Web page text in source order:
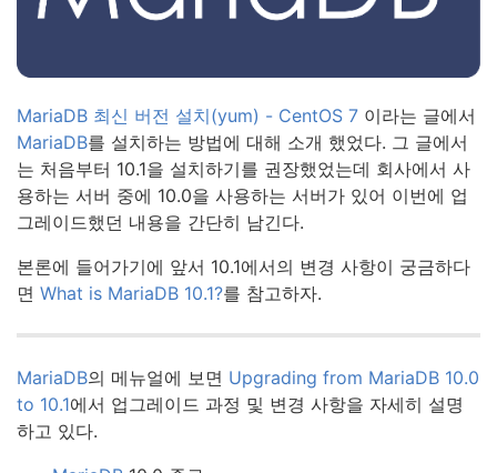
MariaDB 최신 버전 설치(yum) - CentOS 7 이라는 글에서
MariaDB를 설치하는 방법에 대해 소개 했었다. 그 글에서
는 처음부터 10.1을 설치하기를 권장했었는데 회사에서 사
용하는 서버 중에 10.0을 사용하는 서버가 있어 이번에 업
그레이드했던 내용을 간단히 남긴다.
본론에 들어가기에 앞서 10.1에서의 변경 사항이 궁금하다
면 What is MariaDB 10.1?를 참고하자.
MariaDB의 메뉴얼에 보면 Upgrading from MariaDB 10.0
to 10.1에서 업그레이드 과정 및 변경 사항을 자세히 설명
하고 있다.